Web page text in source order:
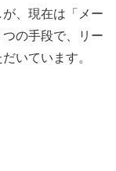
、現在は「メー
の手段で、リー
いています。